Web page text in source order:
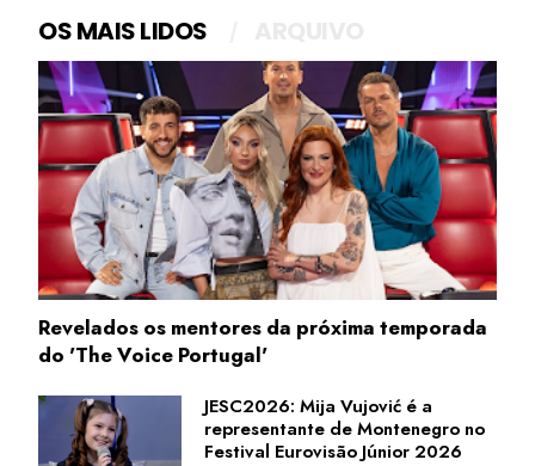
OS MAIS LIDOS
Revelados os mentores da próxima temporada
do 'The Voice Portugal'
JESC2026: Mija Vujović é a
representante de Montenegro no
Festival Eurovisão Júnior 2026